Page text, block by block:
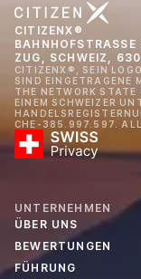
CITIZENX®
BAHNHOFSTRASSE
ZUG, SCHWEIZ,
CITIZENX®, SEIN
SIND EINGETRAGENE
THE NETWORK STATE
EINEM SCHWEIZER
CHE-385.997.597.
UNTERNEHMEN
ÜBER UNS
BEWERTUNGEN
FÜHRUNG